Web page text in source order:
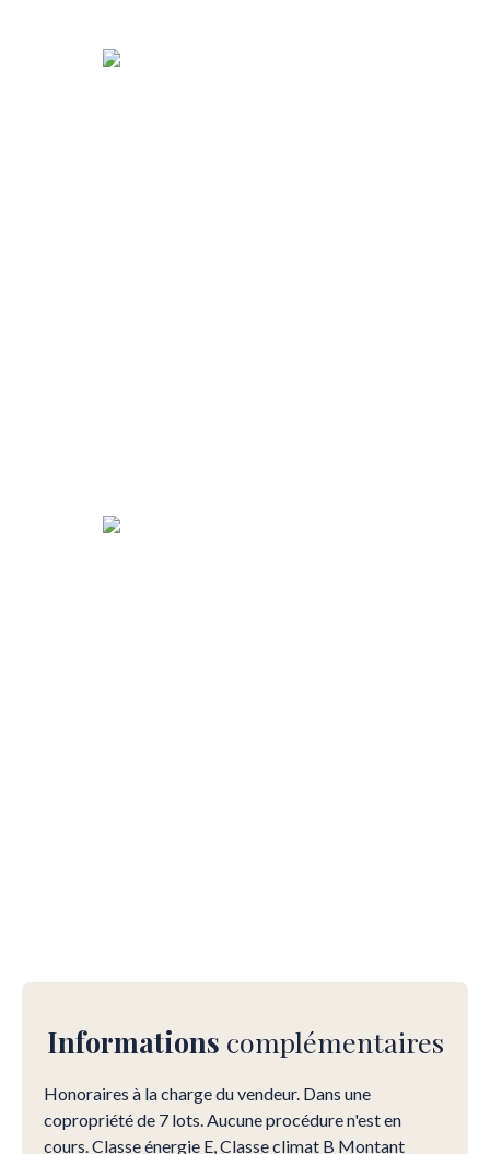
Informations complémentaires
Honoraires à la charge du vendeur. Dans une
copropriété de 7 lots. Aucune procédure n'est en
cours. Classe énergie E, Classe climat B Montant